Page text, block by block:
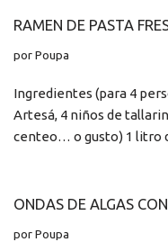
RAMEN DE PASTA
porPoupa
Ingredientes (para 4
Artesá, 4 niños de
centeo… o gusto) 1 litro
ONDAS DE ALGAS
porPoupa